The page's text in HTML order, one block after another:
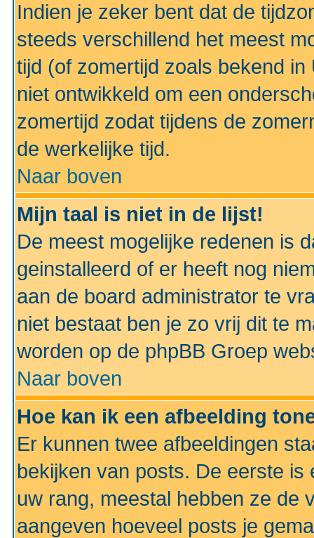
Indien je zeker bent dat de
steeds verschillend het meest
tijd (of zomertijd zoals bekend
niet ontwikkeld om een
zomertijd zodat tijdens de
de werkelijke tijd.
Naar boven
Mijn taal is niet in de lijst!
De meest mogelijke redenen is
geinstalleerd of er heeft nog
aan de board administrator te
niet bestaat ben je zo vrij dit te
worden op de phpBB Groep
Naar boven
Hoe kan ik een afbeelding
Er kunnen twee afbeeldingen
bekijken van posts. De eerste
uw rang, meestal hebben ze de
aangeven hoeveel posts je